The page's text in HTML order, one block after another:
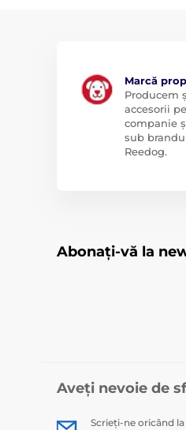
Marcă
Producem
accesorii
companie
sub
Reedog.
Abonați-vă la
Aveți nevoie de
Scrieți-ne oricând la